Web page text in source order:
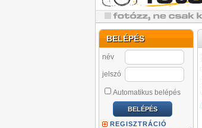
BELÉPÉS
név
jelszó
Automatikus belépés
REGISZTRÁCIÓ